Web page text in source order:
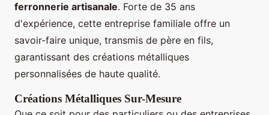
ferronnerie artisanale. Forte de 35 ans
d'expérience, cette entreprise familiale offre un
savoir-faire unique, transmis de père en fils,
garantissant des créations métalliques
personnalisées de haute qualité.
Créations Métalliques Sur-Mesure